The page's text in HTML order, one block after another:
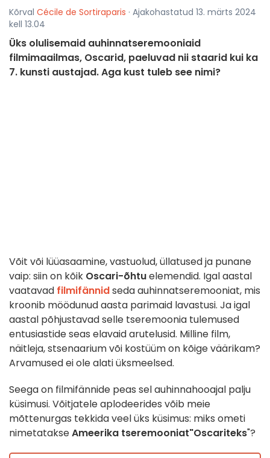
Kõrval Cécile de Sortiraparis · Ajakohastatud 13. märts 2024
kell 13.04
Üks olulisemaid auhinnatseremooniaid
filmimaailmas, Oscarid, paeluvad nii staarid kui ka
7. kunsti austajad. Aga kust tuleb see nimi?
Võit või lüüasaamine, vastuolud, üllatused ja punane
vaip: siin on kõik Oscari-õhtuelemendid. Igal aastal
vaatavad filmifännidseda auhinnatseremooniat, mis
kroonib möödunud aasta parimaid lavastusi. Ja igal
aastal põhjustavad selle tseremoonia tulemused
entusiastide seas elavaid arutelusid. Milline film,
näitleja, stsenaarium või kostüüm on kõige väärikam?
Arvamused ei ole alati üksmeelsed.
Seega on filmifännide peas sel auhinnahooajal palju
küsimusi. Võitjatele aplodeerides võib meie
mõttenurgas tekkida veel üks küsimus: miks ometi
nimetatakseAmeerika tseremooniat"Oscariteks"?